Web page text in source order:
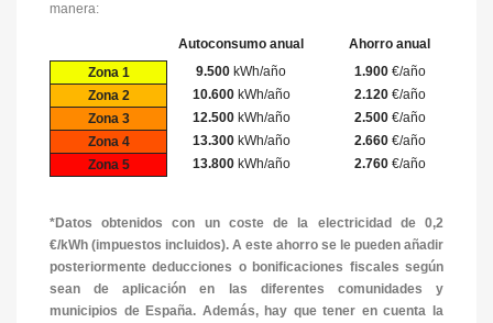
manera:
Autoconsumo anual
Ahorro anual
Zona 1
9.500 kWh/año 1.900 €/año
Zona 2
10.600 kWh/año 2.120 €/año
Zona 3
12.500 kWh/año 2.500 €/año
Zona 4
13.300 kWh/año 2.660 €/año
Zona 5
13.800 kWh/año 2.760 €/año
*Datos obtenidos con un costede la electricidad de 0,2
€/kWh (impuestos incluidos). A este ahorro se le pueden añadir
posteriormente deducciones o bonificaciones fiscales según
sean de aplicación en las diferentes comunidades y
municipios de España. Además, hay que tener en cuenta la